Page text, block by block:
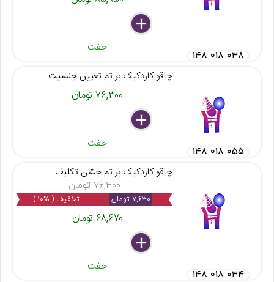
delete
remove
add
جفت
۱۴۸ ۰۱۸ ۰۳۸
چاقو کاردکیک بر تم تعیین جنسیت
۷۶,۳۰۰ تومان
delete
remove
add
جفت
۱۴۸ ۰۱۸ ۰۵۵
چاقو کاردکیک بر تم جشن تکلیف
۷۶,۳۰۰ تومان
۷,۶۳۰ تومان تخفیف ( %۱۰ )
۶۸,۶۷۰ تومان
delete
remove
add
جفت
۱۴۸ ۰۱۸ ۰۳۴